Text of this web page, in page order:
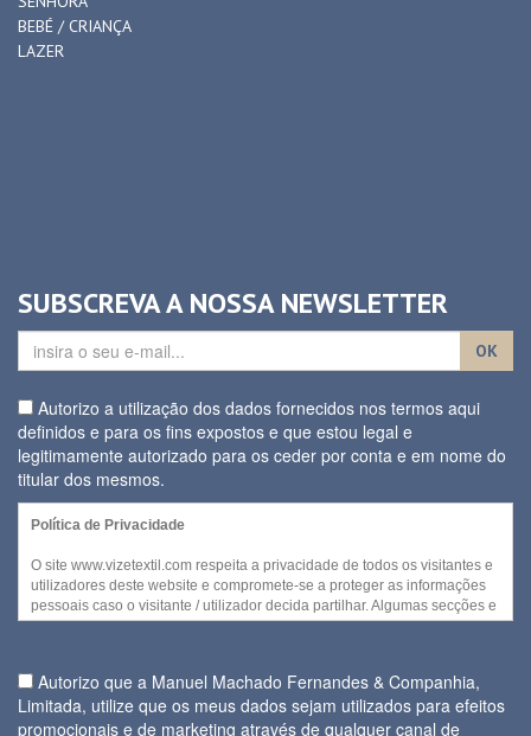
BEBÉ / CRIANÇA
LAZER
SUBSCREVA A NOSSA NEWSLETTER
OK
Autorizo a utilização dos dados fornecidos nos termos aqui
definidos e para os fins expostos e que estou legal e
legitimamente autorizado para os ceder por conta e em nome do
titular dos mesmos.
Política de Privacidade
O site www.vizetextil.com respeita a privacidade de todos os visitantes e
utilizadores deste website e compromete-se a proteger as informações
pessoais caso o visitante / utilizador decida partilhar. Algumas secções e
/ ou funcionalidades deste website podem ser acedidas sem recurso a
No entanto, quando for necessária a recolha de informação pessoal
para disponibilizar serviços ou quando cada visitante decidir fornecer
alguns dos seus dados pessoais, a utilização daquela informação e
Autorizo que a Manuel Machado Fernandes & Companhia,
Limitada, utilize que os meus dados sejam utilizados para efeitos
promocionais e de marketing através de qualquer canal de